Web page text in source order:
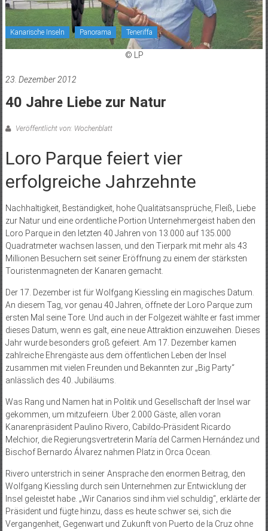
Kanarische Inseln Panorama Teneriffa
© LP
23. Dezember 2012
40 Jahre Liebe zur Natur
Veröffentlicht von: Wochenblatt
Loro Parque feiert vier
erfolgreiche Jahrzehnte
Nachhaltigkeit, Beständigkeit, hohe Qualitätsansprüche, Fleiß, Liebe
zur Natur und eine ordentliche Portion Unternehmergeist haben den
Loro Parque in den letzten 40 Jahren von 13.000 auf 135.000
Quadratmeter wachsen lassen, und den Tierpark mit mehr als 43
Millionen Besuchern seit seiner Eröffnung zu einem der stärksten
Touristenmagneten der Kanaren gemacht.
Der 17. Dezember ist für Wolfgang Kiessling ein magisches Datum.
An diesem Tag, vor genau 40 Jahren, öffnete der Loro Parque zum
ersten Mal seine Tore. Und auch in der Folgezeit wählte er fast immer
dieses Datum, wenn es galt, eine neue Attraktion einzuweihen. Dieses
Jahr wurde besonders groß gefeiert. Am 17. Dezember kamen
zahlreiche Ehrengäste aus dem öffentlichen Leben der Insel
zusammen mit vielen Freunden und Bekannten zur „Big Party“
anlässlich des 40. Jubiläums.
Was Rang und Namen hat in Politik und Gesellschaft der Insel war
gekommen, um mitzufeiern. Über 2.000 Gäste, allen voran
Kanarenpräsident Paulino Rivero, Cabildo-Präsident Ricardo
Melchior, die Regierungsvertreterin María del Carmen Hernández und
Bischof Bernardo Álvarez nahmen Platz in Orca Ocean.
Rivero unterstrich in seiner Ansprache den enormen Beitrag, den
Wolfgang Kiessling durch sein Unternehmen zur Entwicklung der
Insel geleistet habe. „Wir Canarios sind ihm viel schuldig“, erklärte der
Präsident und fügte hinzu, dass es heute schwer sei, sich die
Vergangenheit, Gegenwart und Zukunft von Puerto de la Cruz ohne